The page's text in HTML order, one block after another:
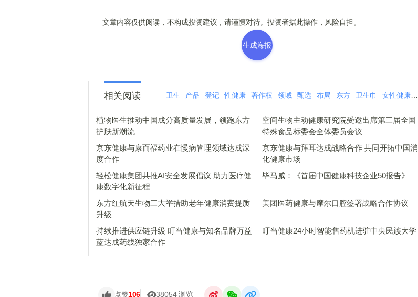
文章内容仅供阅读，不构成投资建议，请谨慎对待。投资者据此操作，风险自担。
生成海报
相关阅读 卫生 产品 登记 性健康 著作权 领域 甄选 布局 东方 卫生巾 女性健康
植物医生推动中国成分高质量发展，领跑东方
护肤新潮流
空间生物主动健康研究院受邀出席第三届全国
特殊食品标委会全体委员会议
京东健康与康而福药业在慢病管理领域达成深
度合作
京东健康与拜耳达成战略合作 共同开拓中国消
化健康市场
轻松健康集团共推AI安全发展倡议 助力医疗健
康数字化新征程
毕马威：《首届中国健康科技企业50报告》
东方红航天生物三大举措助老年健康消费提质
升级
美团医药健康与摩尔口腔签署战略合作协议
持续推进供应链升级 叮当健康与知名品牌万益
蓝达成药线独家合作
叮当健康24小时智能售药机进驻中央民族大学
点赞106 38054 浏览